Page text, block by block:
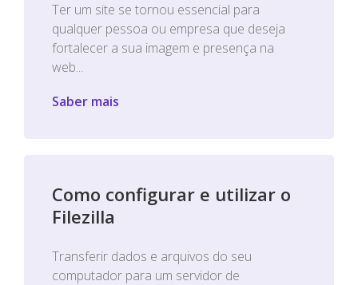
Ter um site se tornou essencial para
qualquer pessoa ou empresa que deseja
fortalecer a sua imagem e presença na
web...
Saber mais
Como configurar e utilizar o
Filezilla
Transferir dados e arquivos do seu
computador para um servidor de